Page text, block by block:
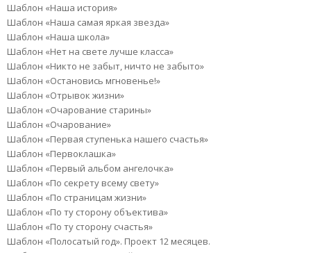
Шаблон «Наша история»
Шаблон «Наша самая яркая звезда»
Шаблон «Наша школа»
Шаблон «Нет на свете лучше класса»
Шаблон «Никто не забыт, ничто не забыто»
Шаблон «Остановись мгновенье!»
Шаблон «Отрывок жизни»
Шаблон «Очарование старины»
Шаблон «Очарование»
Шаблон «Первая ступенька нашего счастья»
Шаблон «Первоклашка»
Шаблон «Первый альбом ангелочка»
Шаблон «По секрету всему свету»
Шаблон «По страницам жизни»
Шаблон «По ту сторону объектива»
Шаблон «По ту сторону счастья»
Шаблон «Полосатый год». Проект 12 месяцев.